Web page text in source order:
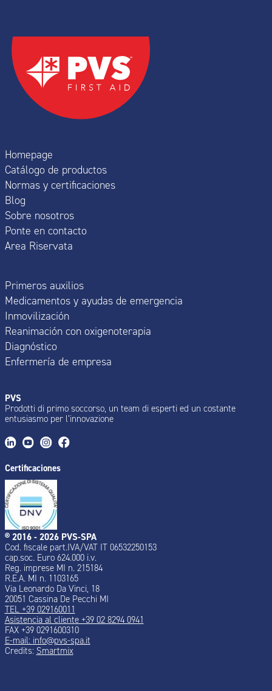
Homepage
Catálogo de productos
Normas y certificaciones
Blog
Sobre nosotros
Ponte en contacto
Area Riservata
Primeros auxilios
Medicamentos y ayudas de emergencia
Inmovilización
Reanimación con oxigenoterapia
Diagnóstico
Enfermería de empresa
PVS
Prodotti di primo soccorso, un team di esperti ed un costante
entusiasmo per l’innovazione
Certificaciones
® 2016 - 2026 PVS-SPA
Cod. fiscale part.IVA/VAT IT 06532250153
cap.soc. Euro 624.000 i.v.
Reg. imprese MI n. 215184
R.E.A. MI n. 1103165
Via Leonardo Da Vinci, 18
20051 Cassina De Pecchi MI
TEL +39 029160011
Asistencia al cliente +39 02 8294 0941
FAX +39 0291600310
E-mail: info@pvs-spa.it
Credits: Smartmix